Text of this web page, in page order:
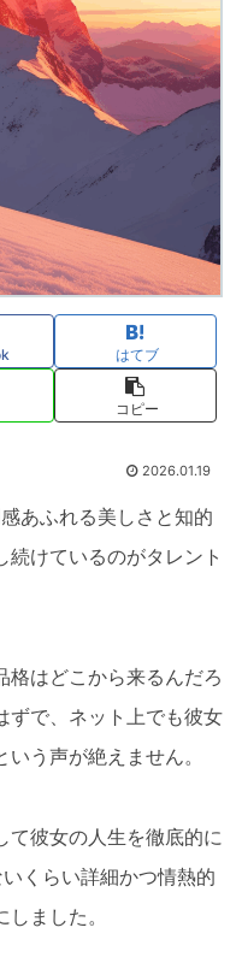
はてブ
コピー
2026.01.19
あふれる美しさと知的
けているのがタレント
格はどこから来るんだろ
ずで、ネット上でも彼女
う声が絶えません。
て彼女の人生を徹底的に
くらい詳細かつ情熱的
ました。